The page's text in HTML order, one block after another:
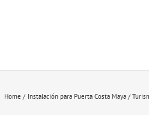
Home Instalación para Puerta Costa Maya /